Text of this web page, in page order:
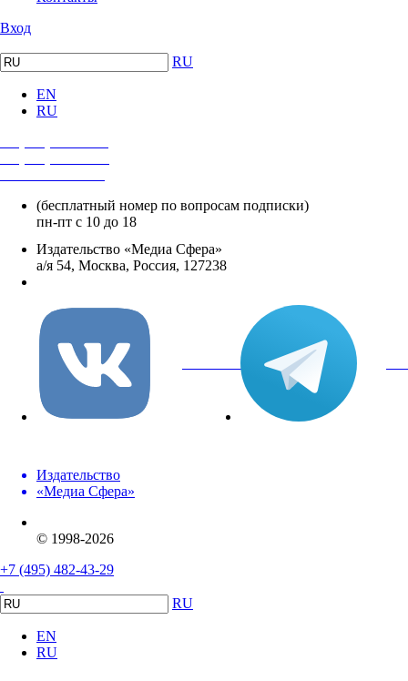
Вход
RU
EN
RU
(бесплатный номер по вопросам подписки)
пн-пт с 10 до 18
Издательство «Медиа Сфера»
а/я 54, Москва, Россия, 127238
вКонтакте
Издательство
«Медиа Сфера»
© 1998-2026
+7 (495) 482-43-29
RU
EN
RU